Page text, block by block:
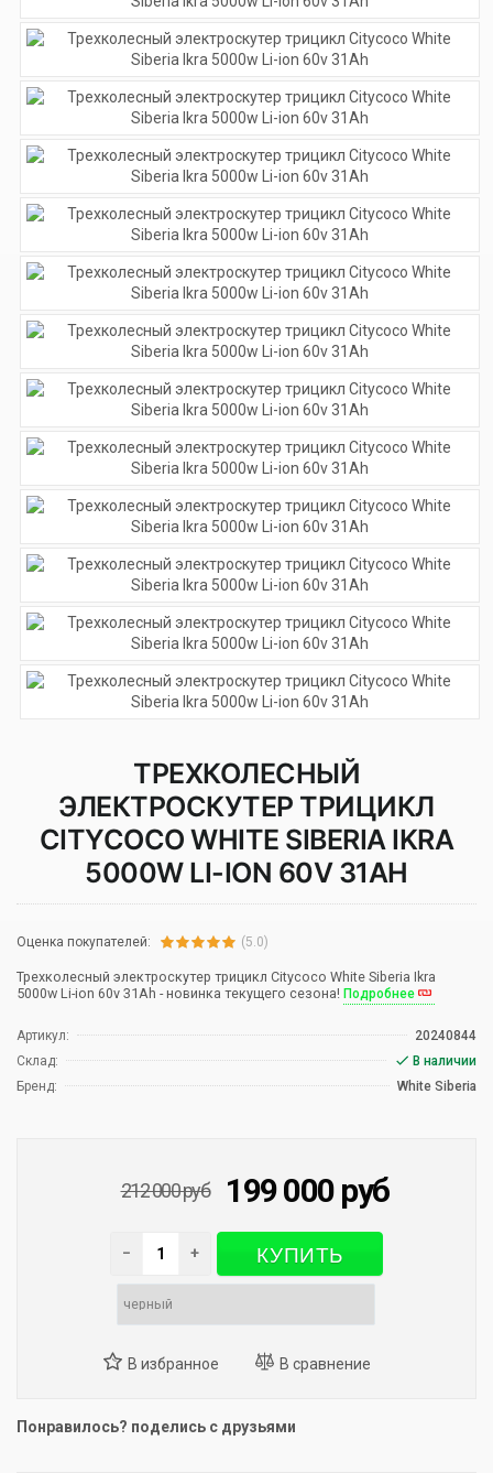
ТРЕХКОЛЕСНЫЙ
ЭЛЕКТРОСКУТЕР ТРИЦИКЛ
CITYCOCO WHITE SIBERIA IKRA
5000W LI-ION 60V 31AH
Оценка покупателей: (5.0)
Трехколесный электроскутер трицикл Citycoco White Siberia Ikra
5000w Li-ion 60v 31Ah - новинка текущего сезона! Подробнее
Артикул:
20240844
Склад:
В наличии
Бренд:
White Siberia
212 000руб 199 000 руб
− + КУПИТЬ
Понравилось? поделись с друзьями